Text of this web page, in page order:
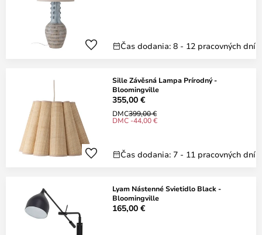
Čas dodania: 8 - 12 pracovných dní
Sille Závěsná Lampa Prírodný -
Bloomingville
355,00 €
DMC399,00 €
DMC -44,00 €
Čas dodania: 7 - 11 pracovných dní
Lyam Nástenné Svietidlo Black -
Bloomingville
165,00 €